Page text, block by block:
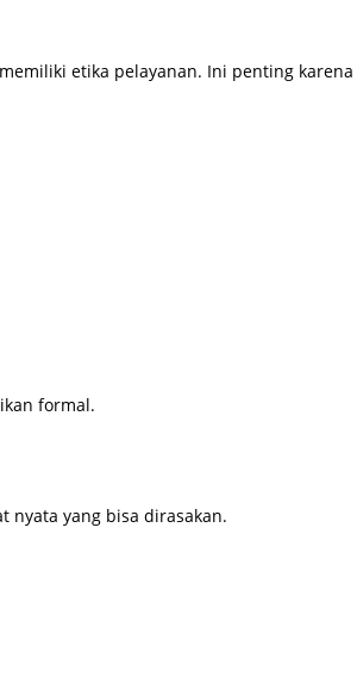
etika pelayanan. Ini penting karena
formal.
nyata yang bisa dirasakan.